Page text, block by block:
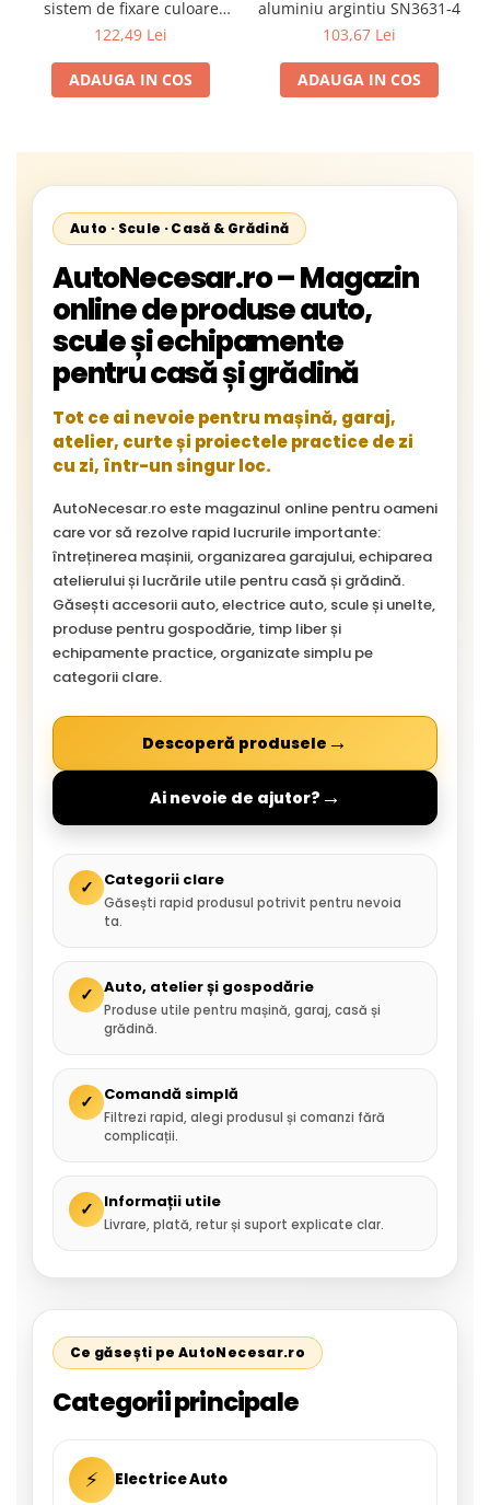
sistem de fixare culoare
antracit SN3656-1
122,49 Lei
ADAUGA IN COS
aluminiu argintiu SN3631-4
103,67 Lei
ADAUGA IN COS
Auto · Scule · Casă & Grădină
AutoNecesar.ro – Magazin
online de produse auto,
scule și echipamente
pentru casă și grădină
Tot ce ai nevoie pentru mașină, garaj,
atelier, curte și proiectele practice de zi
cu zi, într-un singur loc.
AutoNecesar.ro este magazinul online pentru oameni
care vor să rezolve rapid lucrurile importante:
întreținerea mașinii, organizarea garajului, echiparea
atelierului și lucrările utile pentru casă și grădină.
Găsești accesorii auto, electrice auto, scule și unelte,
produse pentru gospodărie, timp liber și
echipamente practice, organizate simplu pe
categorii clare.
Descoperă produsele →
Ai nevoie de ajutor? →
✓ Categorii clare
Găsești rapid produsul potrivit pentru nevoia
ta.
✓ Auto, atelier și gospodărie
Produse utile pentru mașină, garaj, casă și
grădină.
✓ Comandă simplă
Filtrezi rapid, alegi produsul și comanzi fără
complicații.
✓ Informații utile
Livrare, plată, retur și suport explicate clar.
Ce găsești pe AutoNecesar.ro
Categorii principale
⚡ Electrice Auto